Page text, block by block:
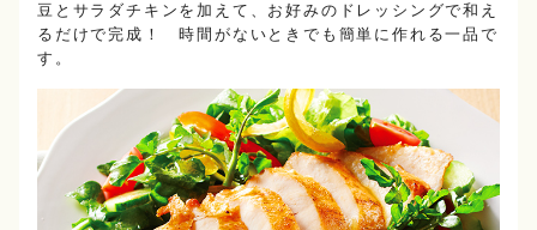
豆とサラダチキンを加えて、お好みのドレッシングで和え
るだけで完成！ 時間がないときでも簡単に作れる一品で
す。